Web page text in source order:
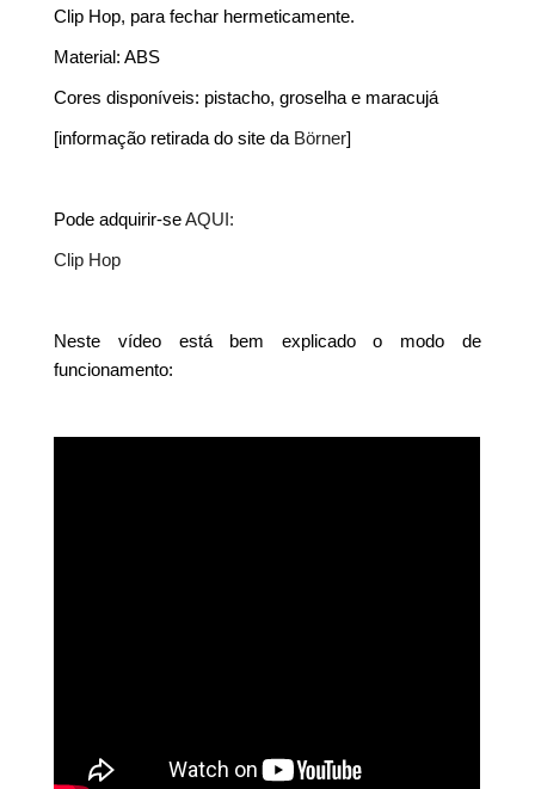
Clip Hop, para fechar hermeticamente.
Material: ABS
Cores disponíveis: pistacho, groselha e maracujá
[informação retirada do site da Börner]
Pode adquirir-seAQUI:
Clip Hop
Neste vídeo está bem explicado o modo de
funcionamento: